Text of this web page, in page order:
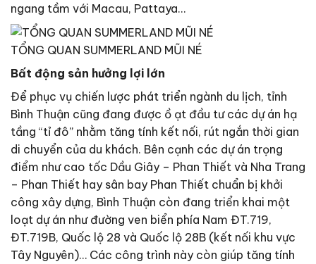
ngang tầm với Macau, Pattaya…
TỔNG QUAN SUMMERLAND MŨI NÉ
Bất động sản hưởng lợi lớn
Để phục vụ chiến lược phát triển ngành du lịch, tỉnh
Bình Thuận cũng đang được ồ ạt đầu tư các dự án hạ
tầng “tỉ đô” nhằm tăng tính kết nối, rút ngắn thời gian
di chuyển của du khách. Bên cạnh các dự án trọng
điểm như cao tốc Dầu Giây – Phan Thiết và Nha Trang
– Phan Thiết hay sân bay Phan Thiết chuẩn bị khởi
công xây dựng, Bình Thuận còn đang triển khai một
loạt dự án như đường ven biển phía Nam ĐT.719,
ĐT.719B, Quốc lộ 28 và Quốc lộ 28B (kết nối khu vực
Tây Nguyên)… Các công trình này còn giúp tăng tính